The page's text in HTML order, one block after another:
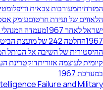
המזרחיתמעורבות צבאית
הלאווים של ועידת חרטוםעומק
ישראל לאחר 1967
מעמדה המנהלי
1967החלטה 242 של מועצת הביטחון של האו"ם וסעיף הנסיגה
ההיסטורית של השיבה אל הכותל
קיומית לעוצמה אזוריתדוקטרינת
במערכת 1967
Failure and Military